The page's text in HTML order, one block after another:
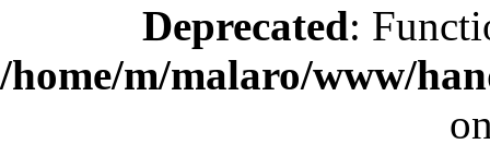
Deprecated:
/home/m/malaro/www/